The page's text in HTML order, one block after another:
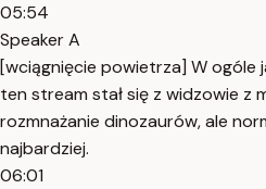
05:54
Speaker A
[wciągnięcie powietrza] W ogóle
ten stream stał się z widzowie z
rozmnażanie dinozaurów, ale
najbardziej.
06:01